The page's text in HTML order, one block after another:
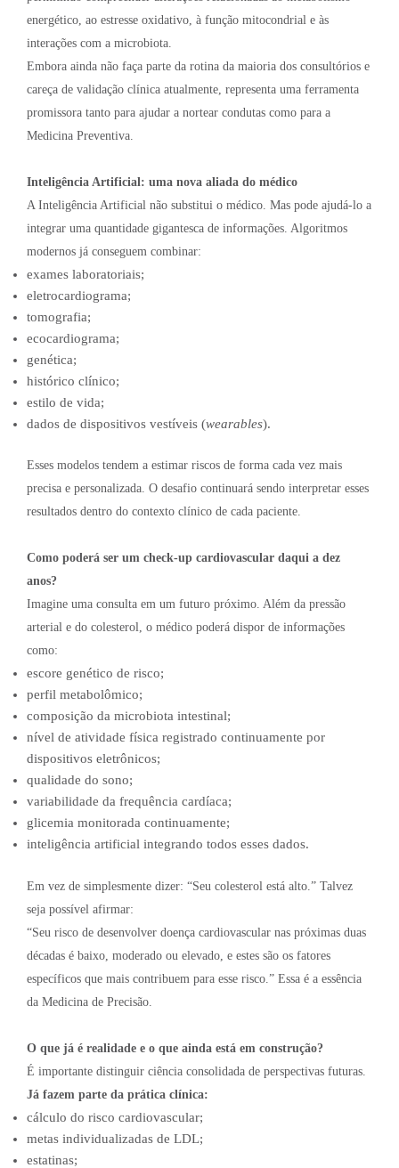
energético, ao estresse oxidativo, à função mitocondrial e às
interações com a microbiota.
Embora ainda não faça parte da rotina da maioria dos consultórios e
careça de validação clínica atualmente, representa uma ferramenta
promissora tanto para ajudar a nortear condutas como para a
Medicina Preventiva.
Inteligência Artificial: uma nova aliada do médico
A Inteligência Artificial não substitui o médico. Mas pode ajudá-lo a
integrar uma quantidade gigantesca de informações. Algoritmos
modernos já conseguem combinar:
exames laboratoriais;
eletrocardiograma;
tomografia;
ecocardiograma;
genética;
histórico clínico;
estilo de vida;
dados de dispositivos vestíveis (wearables).
Esses modelos tendem a estimar riscos de forma cada vez mais
precisa e personalizada. O desafio continuará sendo interpretar esses
resultados dentro do contexto clínico de cada paciente.
Como poderá ser um check-up cardiovascular daqui a dez
anos?
Imagine uma consulta em um futuro próximo. Além da pressão
arterial e do colesterol, o médico poderá dispor de informações
como:
escore genético de risco;
perfil metabolômico;
composição da microbiota intestinal;
nível de atividade física registrado continuamente por
dispositivos eletrônicos;
qualidade do sono;
variabilidade da frequência cardíaca;
glicemia monitorada continuamente;
inteligência artificial integrando todos esses dados.
Em vez de simplesmente dizer: “Seu colesterol está alto.” Talvez
seja possível afirmar:
“Seu risco de desenvolver doença cardiovascular nas próximas duas
décadas é baixo, moderado ou elevado, e estes são os fatores
específicos que mais contribuem para esse risco.” Essa é a essência
da Medicina de Precisão.
O que já é realidade e o que ainda está em construção?
É importante distinguir ciência consolidada de perspectivas futuras.
Já fazem parte da prática clínica:
cálculo do risco cardiovascular;
metas individualizadas de LDL;
estatinas;